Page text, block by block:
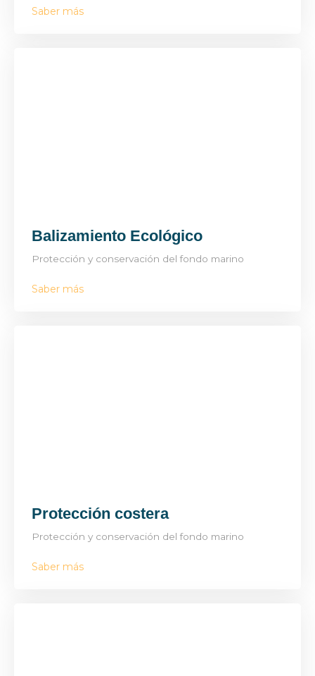
Saber más
Balizamiento Ecológico
Protección y conservación del fondo marino
Saber más
Protección costera
Protección y conservación del fondo marino
Saber más